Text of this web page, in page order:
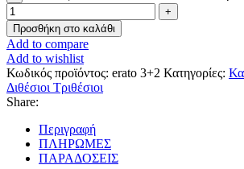
Προσθήκη στο καλάθι
Add to compare
Add to wishlist
Κωδικός προϊόντος: erato 3+2 Κατηγορίες:
Διθέσιοι Τριθέσιοι
Share:
Περιγραφή
ΠΛΗΡΩΜΕΣ
ΠΑΡΑΔΟΣΕΙΣ